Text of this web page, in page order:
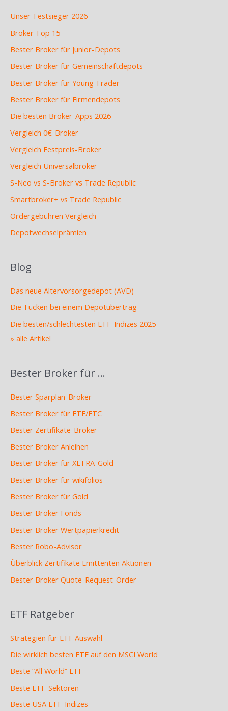
Unser Testsieger 2026
Broker Top 15
Bester Broker für Junior-Depots
Bester Broker für Gemeinschaftdepots
Bester Broker für Young Trader
Bester Broker für Firmendepots
Die besten Broker-Apps 2026
Vergleich 0€-Broker
Vergleich Festpreis-Broker
Vergleich Universalbroker
S-Neo vs S-Broker vs Trade Republic
Smartbroker+ vs Trade Republic
Ordergebühren Vergleich
Depotwechselprämien
Blog
Das neue Altervorsorgedepot (AVD)
Die Tücken bei einem Depotübertrag
Die besten/schlechtesten ETF-Indizes 2025
» alle Artikel
Bester Broker für …
Bester Sparplan-Broker
Bester Broker für ETF/ETC
Bester Zertifikate-Broker
Bester Broker Anleihen
Bester Broker für XETRA-Gold
Bester Broker für wikifolios
Bester Broker für Gold
Bester Broker Fonds
Bester Broker Wertpapierkredit
Bester Robo-Advisor
Überblick Zertifikate Emittenten Aktionen
Bester Broker Quote-Request-Order
ETF Ratgeber
Strategien für ETF Auswahl
Die wirklich besten ETF auf den MSCI World
Beste “All World” ETF
Beste ETF-Sektoren
Beste USA ETF-Indizes